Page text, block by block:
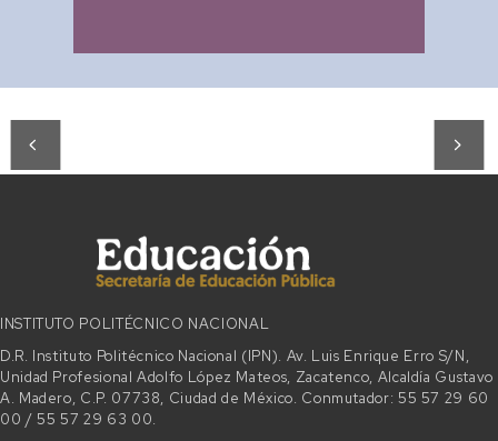
INSTITUTO POLITÉCNICO NACIONAL
D.R. Instituto Politécnico Nacional (IPN). Av. Luis Enrique Erro S/N,
Unidad Profesional Adolfo López Mateos, Zacatenco, Alcaldía Gustavo
A. Madero, C.P. 07738, Ciudad de México. Conmutador: 55 57 29 60
00 / 55 57 29 63 00.